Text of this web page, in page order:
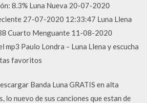
8.3% Luna Nueva 20-07-2020
27-07-2020 12:33:47 Luna Llena
Cuarto Menguante 11-08-2020
mp3 Paulo Londra – Luna Llena y escucha
favoritos
Banda Luna GRATIS en alta
lo nuevo de sus canciones que estan de